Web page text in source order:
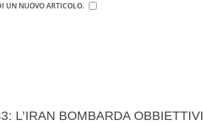
UN NUOVO ARTICOLO.
L’IRAN BOMBARDA OBBIETTIVI